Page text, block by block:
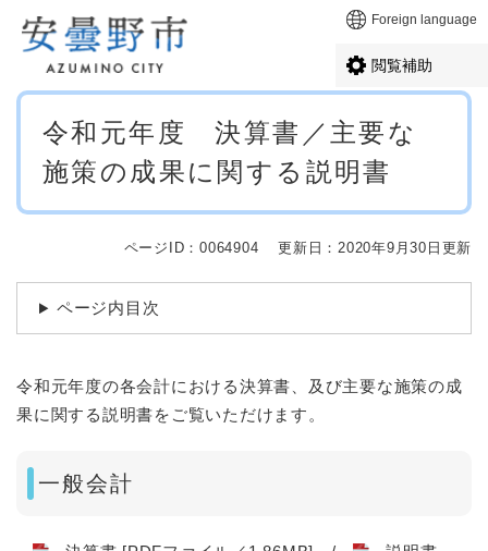
メニューを飛ばして本文へ Foreign language
閲覧補助
本
令和元年度 決算書／主要な
施策の成果に関する説明書
ページID：0064904 更新日：2020年9月30日更新
ページ内目次
令和元年度の各会計における決算書、及び主要な施策の成
果に関する説明書をご覧いただけます。
一般会計